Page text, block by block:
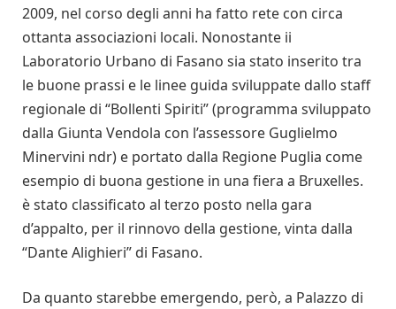
2009, nel corso degli anni ha fatto rete con circa
ottanta associazioni locali. Nonostante ii
Laboratorio Urbano di Fasano sia stato inserito tra
le buone prassi e le linee guida sviluppate dallo staff
regionale di “Bollenti Spiriti” (programma sviluppato
dalla Giunta Vendola con l’assessore Guglielmo
Minervini ndr) e portato dalla Regione Puglia come
esempio di buona gestione in una fiera a Bruxelles.
è stato classificato al terzo posto nella gara
d’appalto, per il rinnovo della gestione, vinta dalla
“Dante Alighieri” di Fasano.
Da quanto starebbe emergendo, però, a Palazzo di